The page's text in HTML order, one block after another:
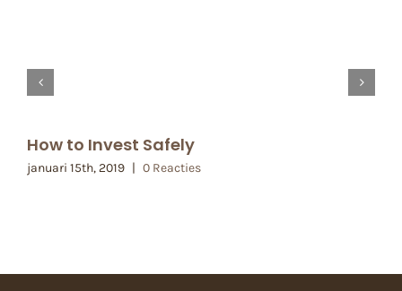
How to Invest Safely
januari 15th, 2019 | 0 Reacties